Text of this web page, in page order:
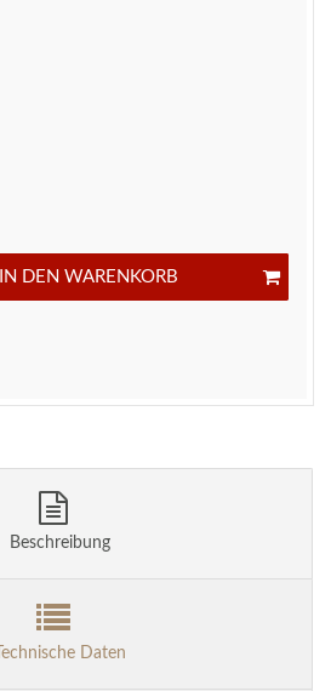
IN DEN WARENKORB
Beschreibung
Technische Daten